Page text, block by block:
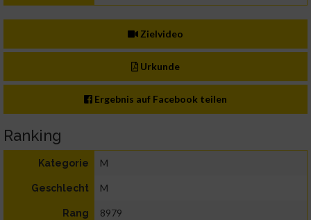
Zielvideo
Urkunde
Ergebnis auf Facebook teilen
Ranking
Kategorie M
Geschlecht M
Rang 8979